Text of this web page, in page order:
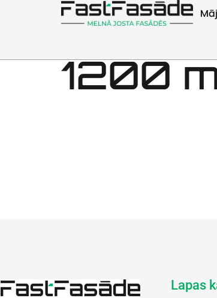
1200
Lapas